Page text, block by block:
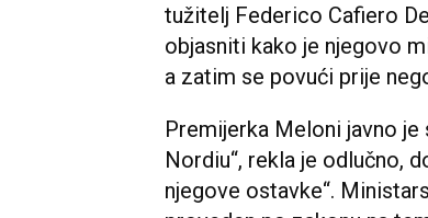
tužitelj Federico Cafiero
objasniti kako je njegovo
a zatim se povući prije
Premijerka Meloni javno je
Nordiu“, rekla je odlučno,
njegove ostavke“.